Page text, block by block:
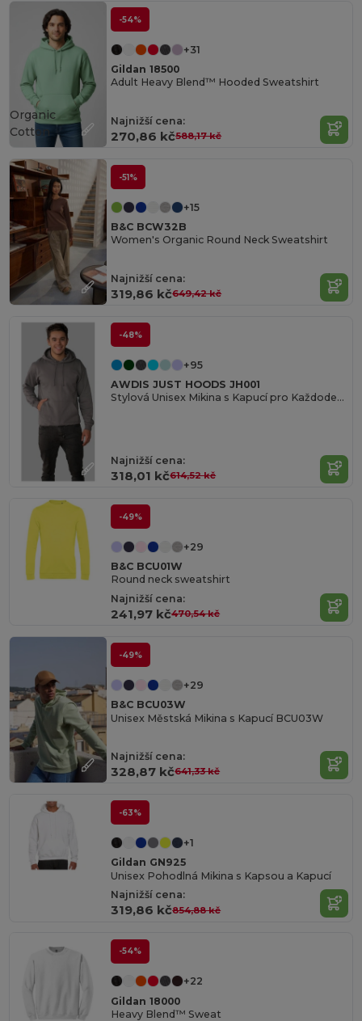
-54%
+31
Gildan 18500
Adult Heavy Blend™ Hooded Sweatshirt
Najnižší cena:
270,86 kč588,17 kč
Organic
Cotton
-51%
+15
B&C BCW32B
Women's Organic Round Neck Sweatshirt
Najnižší cena:
319,86 kč649,42 kč
-48%
+95
AWDIS JUST HOODS JH001
Stylová Unisex Mikina s Kapucí pro Každodenní Nošení
Najnižší cena:
318,01 kč614,52 kč
-49%
+29
B&C BCU01W
Round neck sweatshirt
Najnižší cena:
241,97 kč470,54 kč
-49%
+29
B&C BCU03W
Unisex Městská Mikina s Kapucí BCU03W
Najnižší cena:
328,87 kč641,33 kč
-63%
+1
Gildan GN925
Unisex Pohodlná Mikina s Kapsou a Kapucí
Najnižší cena:
319,86 kč854,88 kč
-54%
+22
Gildan 18000
Heavy Blend™ Sweat